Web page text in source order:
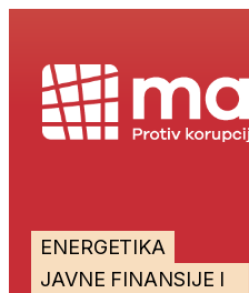
ENERGETIKA
JAVNE FINANSIJE I